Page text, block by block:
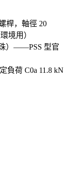
桿，軸徑 20
境用）
）——PSS 型官
負荷 C0a 11.8 kN